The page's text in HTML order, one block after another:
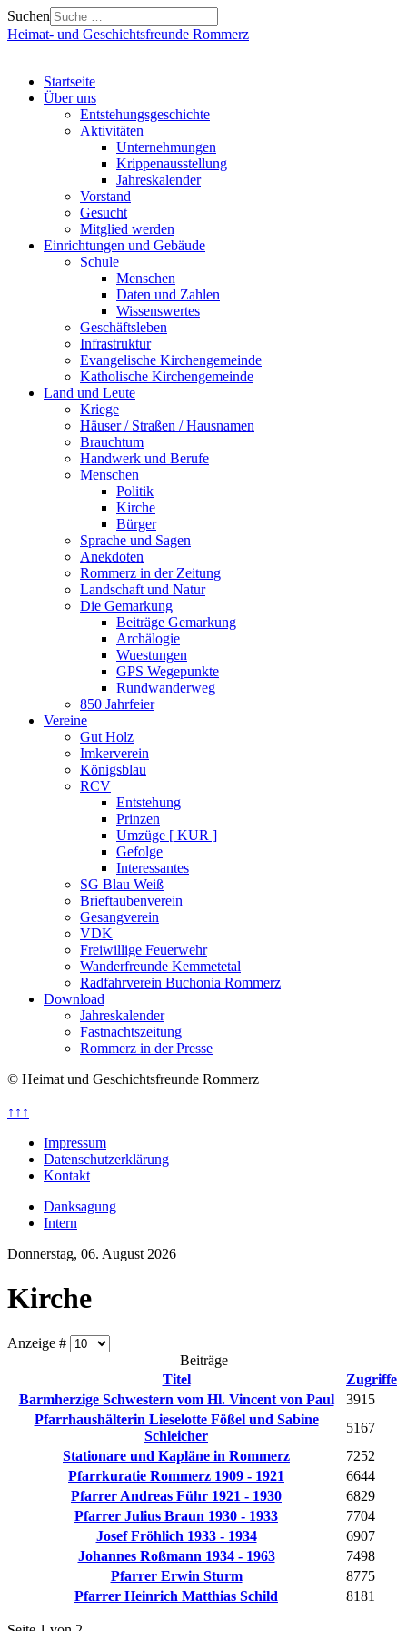
Suchen
Heimat- und Geschichtsfreunde Rommerz
Startseite
Über uns
Entstehungsgeschichte
Aktivitäten
Unternehmungen
Krippenausstellung
Jahreskalender
Vorstand
Gesucht
Mitglied werden
Einrichtungen und Gebäude
Schule
Menschen
Daten und Zahlen
Wissenswertes
Geschäftsleben
Infrastruktur
Evangelische Kirchengemeinde
Katholische Kirchengemeinde
Land und Leute
Kriege
Häuser / Straßen / Hausnamen
Brauchtum
Handwerk und Berufe
Menschen
Politik
Kirche
Bürger
Sprache und Sagen
Anekdoten
Rommerz in der Zeitung
Landschaft und Natur
Die Gemarkung
Beiträge Gemarkung
Archälogie
Wuestungen
GPS Wegepunkte
Rundwanderweg
850 Jahrfeier
Vereine
Gut Holz
Imkerverein
Königsblau
RCV
Entstehung
Prinzen
Umzüge [ KUR ]
Gefolge
Interessantes
SG Blau Weiß
Brieftaubenverein
Gesangverein
VDK
Freiwillige Feuerwehr
Wanderfreunde Kemmetetal
Radfahrverein Buchonia Rommerz
Download
Jahreskalender
Fastnachtszeitung
Rommerz in der Presse
© Heimat und Geschichtsfreunde Rommerz
↑↑↑
Impressum
Datenschutzerklärung
Kontakt
Danksagung
Intern
Donnerstag, 06. August 2026
Kirche
Anzeige #
Beiträge
Titel
Zugriffe
Barmherzige Schwestern vom Hl. Vincent von Paul
3915
Pfarrhaushälterin Lieselotte Fößel und Sabine
Schleicher
5167
Stationare und Kapläne in Rommerz
7252
Pfarrkuratie Rommerz 1909 - 1921
6644
Pfarrer Andreas Führ 1921 - 1930
6829
Pfarrer Julius Braun 1930 - 1933
7704
Josef Fröhlich 1933 - 1934
6907
Johannes Roßmann 1934 - 1963
7498
Pfarrer Erwin Sturm
8775
Pfarrer Heinrich Matthias Schild
8181